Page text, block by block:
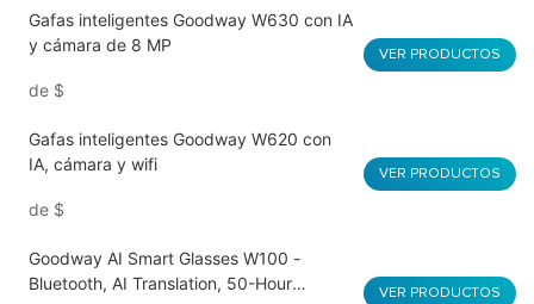
Gafas inteligentes Goodway W630 con IA
y cámara de 8 MP
de $
VER PRODUCTOS
Gafas inteligentes Goodway W620 con
IA, cámara y wifi
de $
VER PRODUCTOS
Goodway AI Smart Glasses W100 -
Bluetooth, AI Translation, 50-Hour
VER PRODUCTOS